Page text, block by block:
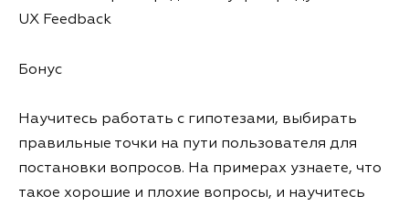
UX Feedback
Бонус
Научитесь работать с гипотезами, выбирать
правильные точки на пути пользователя для
постановки вопросов. На примерах узнаете, что
такое хорошие и плохие вопросы, и научитесь